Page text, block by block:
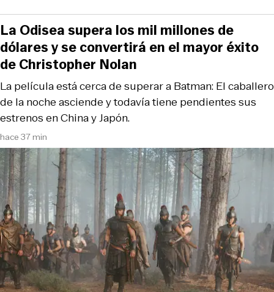
hace 37 min
La película está cerca de superar a Batman: El caballero
de la noche asciende y todavía tiene pendientes sus
estrenos en China y Japón.
La Odisea supera los mil millones de
dólares y se convertirá en el mayor éxito
de Christopher Nolan